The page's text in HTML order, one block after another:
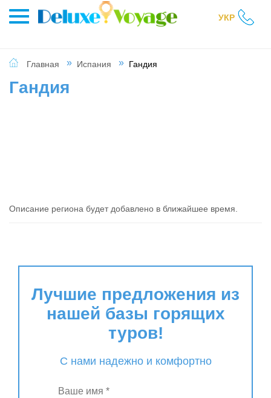
УКР
Главная Испания Гандия
Гандия
Описание региона будет добавлено в ближайшее время.
Лучшие предложения из
нашей базы горящих
туров!
С нами надежно и комфортно